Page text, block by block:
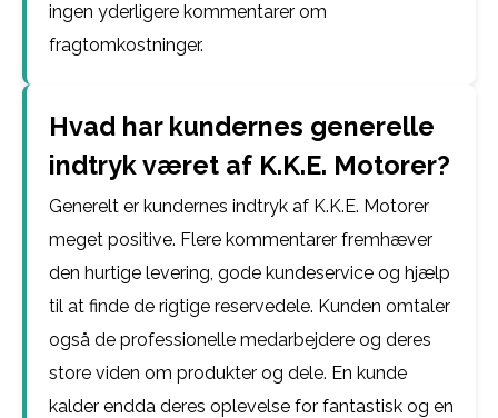
ingen yderligere kommentarer om
fragtomkostninger.
Hvad har kundernes generelle
indtryk været af K.K.E. Motorer?
Generelt er kundernes indtryk af K.K.E. Motorer
meget positive. Flere kommentarer fremhæver
den hurtige levering, gode kundeservice og hjælp
til at finde de rigtige reservedele. Kunden omtaler
også de professionelle medarbejdere og deres
store viden om produkter og dele. En kunde
kalder endda deres oplevelse for fantastisk og en